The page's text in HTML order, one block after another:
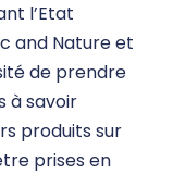
l’Etat
and Nature et
de prendre
à savoir
produits sur
prises en